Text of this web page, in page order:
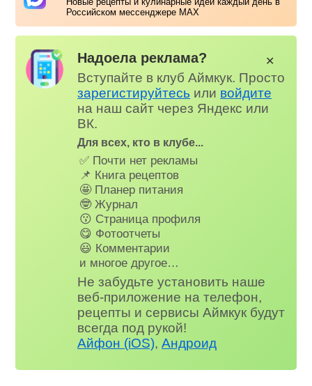
Российском мессенджере MAX
Надоела реклама?
Вступайте в клуб Аймкук. Просто
зарегистируйтесь или войдите
на наш сайт через Яндекс или
ВК.
Для всех, кто в клубе...
✅ Почти нет рекламы
📌 Книга рецептов
🤩 Планер питания
🤓 Журнал
😗 Страница профиля
😋 Фотоотчеты
😃 Комментарии
и многое другое…
Не забудьте установить наше
веб-приложение на телефон,
рецепты и сервисы Аймкук будут
всегда под рукой!
Айфон (iOS),Андроид
✕